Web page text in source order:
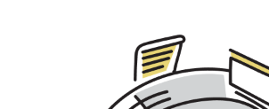
カテゴリから探す